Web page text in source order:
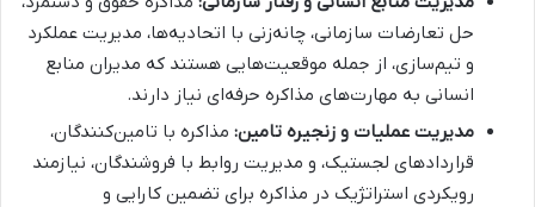
حل تعارضات سازمانی، چانه‌زنی با اتحادیه‌ها، مدیریت عملکرد
و تیم‌سازی، از جمله موقعیت‌هایی هستند که مدیران منابع
انسانی به مهارت‌های مذاکره حرفه‌ای نیاز دارند.
مدیریت عملیات و زنجیره تامین: مذاکره با تامین‌کنندگان،
قراردادهای لجستیک، و مدیریت روابط با فروشندگان، نیازمند
رویکردی استراتژیک در مذاکره برای تضمین کارایی و